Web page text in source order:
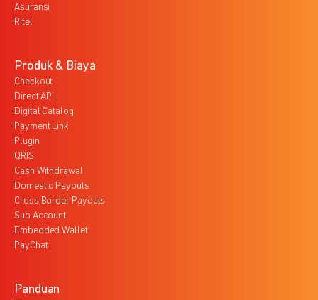
Asuransi
Ritel
Produk & Biaya
Checkout
Direct API
Digital Catalog
Payment Link
Plugin
QRIS
Cash Withdrawal
Domestic Payouts
Cross Border Payouts
Sub Account
Embedded Wallet
PayChat
Panduan